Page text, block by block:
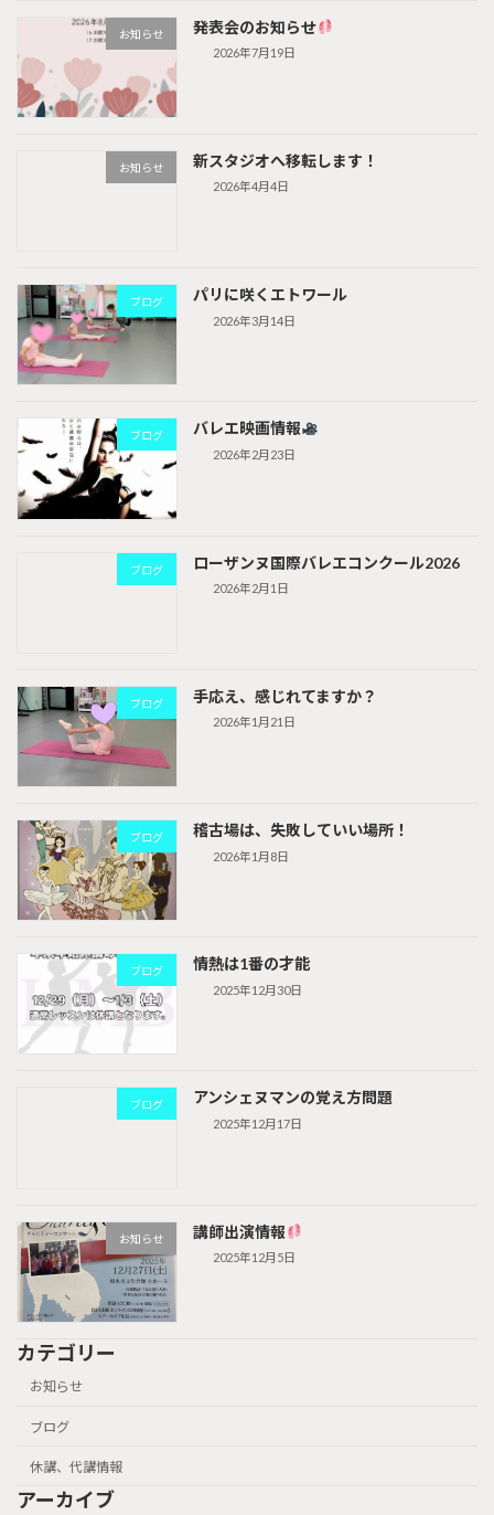
お知らせ 発表会のお知らせ
2026年7月19日
お知らせ 新スタジオへ移転します！
2026年4月4日
ブログ パリに咲くエトワール
2026年3月14日
ブログ バレエ映画情報
2026年2月23日
ブログ ローザンヌ国際バレエコンクール2026
2026年2月1日
ブログ 手応え、感じれてますか？
2026年1月21日
ブログ 稽古場は、失敗していい場所！
2026年1月8日
ブログ 情熱は1番の才能
2025年12月30日
ブログ アンシェヌマンの覚え方問題
2025年12月17日
お知らせ 講師出演情報
2025年12月5日
カテゴリー
お知らせ
ブログ
休講、代講情報
アーカイブ